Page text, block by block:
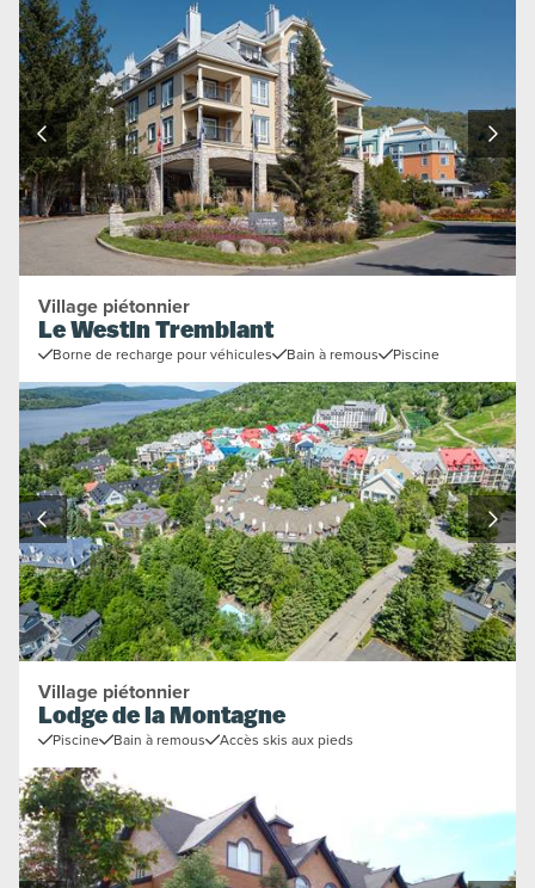
Village piétonnier
Le Westin Tremblant
Borne de recharge pour véhicules Bain à remous Piscine
Village piétonnier
Lodge de la Montagne
Piscine Bain à remous Accès skis aux pieds